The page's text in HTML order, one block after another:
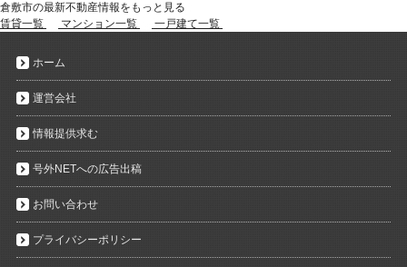
倉敷市の最新不動産情報をもっと見る
賃貸一覧
マンション一覧 一戸建て一覧
ホーム
運営会社
情報提供求む
号外NETへの広告出稿
お問い合わせ
プライバシーポリシー